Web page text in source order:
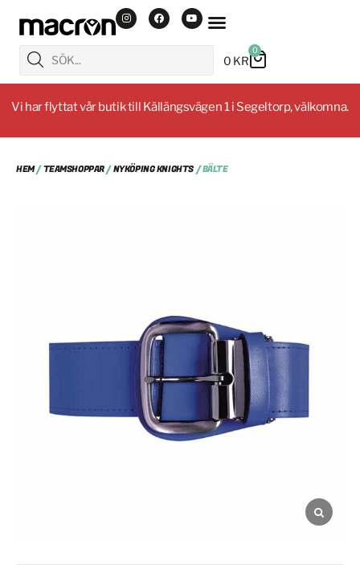
0 KR
0
Vi har flyttat vår butik till Källängsvägen 1 i Segeltorp, välkomna.
HEM/TEAMSHOPPAR/NYKÖPING KNIGHTS/ BÄLTE